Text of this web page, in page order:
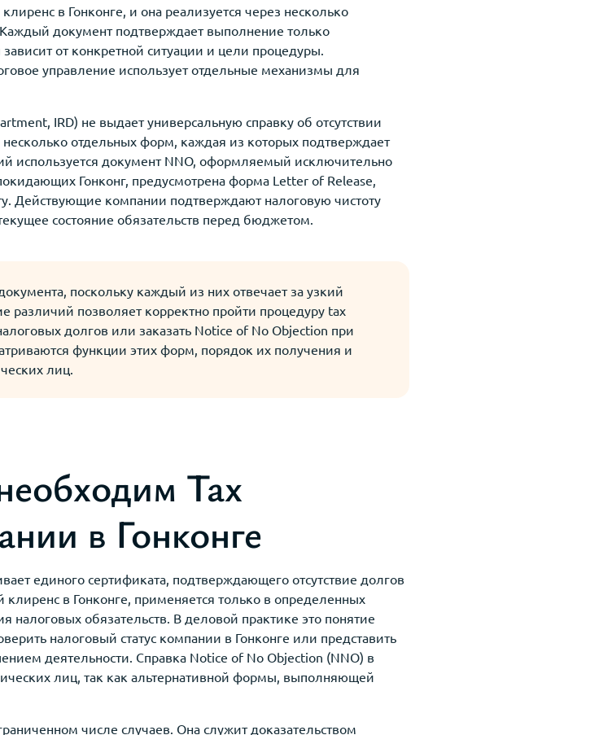
в Гонконге, и она реализуется через несколько
документ подтверждает выполнение только
от конкретной ситуации и цели процедуры.
управление использует отдельные механизмы для
IRD) не выдает универсальную справку об отсутствии
отдельных форм, каждая из которых подтверждает
используется документ NNO, оформляемый исключительно
Гонконг, предусмотрена форма Letter of Release,
Действующие компании подтверждают налоговую чистоту
состояние обязательств перед бюджетом.
поскольку каждый из них отвечает за узкий
различий позволяет корректно пройти процедуру tax
долгов или заказать Notice of No Objection при
функции этих форм, порядок их получения и
лиц.
Tax
в Гонконге
единого сертификата, подтверждающего отсутствие долгов
в Гонконге, применяется только в определенных
налоговых обязательств. В деловой практике это понятие
налоговый статус компании в Гонконге или представить
деятельности. Справка Notice of No Objection (NNO) в
лиц, так как альтернативной формы, выполняющей
числе случаев. Она служит доказательством